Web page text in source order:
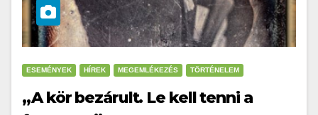
ESEMÉNYEK HÍREK MEGEMLÉKEZÉS TÖRTÉNELEM
„A kör bezárult. Le kell tenni a